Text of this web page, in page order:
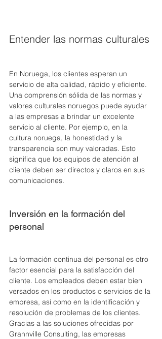
Entender las normas culturales
En Noruega, los clientes esperan un
servicio de alta calidad, rápido y eficiente.
Una comprensión sólida de las normas y
valores culturales noruegos puede ayudar
a las empresas a brindar un excelente
servicio al cliente. Por ejemplo, en la
cultura noruega, la honestidad y la
transparencia son muy valoradas. Esto
significa que los equipos de atención al
cliente deben ser directos y claros en sus
comunicaciones.
Inversión en la formación del
personal
La formación continua del personal es otro
factor esencial para la satisfacción del
cliente. Los empleados deben estar bien
versados en los productos o servicios de la
empresa, así como en la identificación y
resolución de problemas de los clientes.
Gracias a las soluciones ofrecidas por
Grannville Consulting, las empresas